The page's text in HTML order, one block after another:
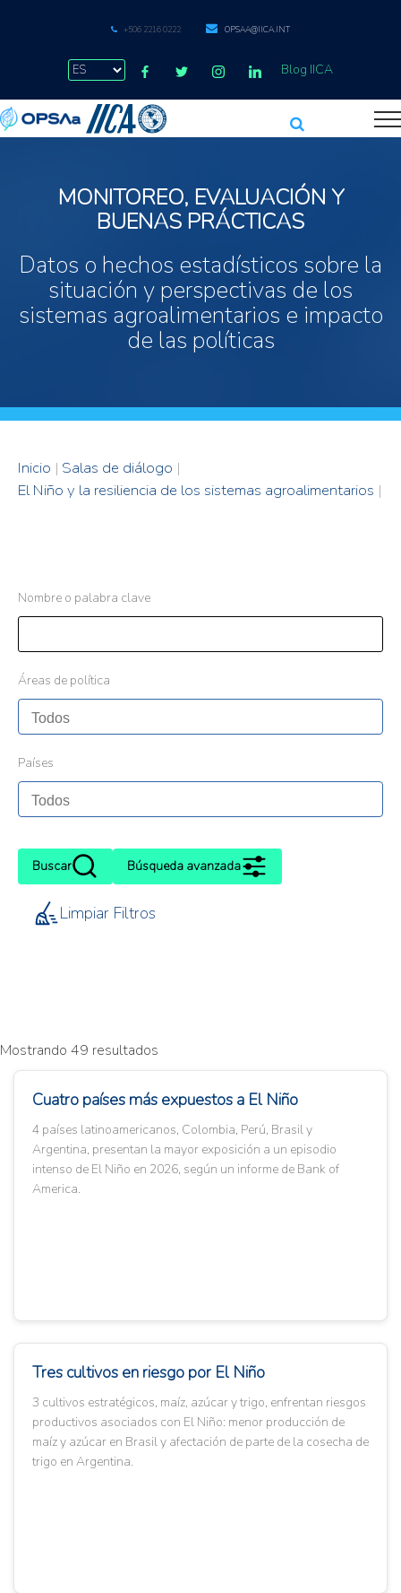
+506 2216 0222 OPSAA@IICA.INT
Blog IICA
MONITOREO, EVALUACIÓN Y
BUENAS PRÁCTICAS
Datos o hechos estadísticos sobre la
situación y perspectivas de los
sistemas agroalimentarios e impacto
de las políticas
Inicio | Salas de diálogo |
El Niño y la resiliencia de los sistemas agroalimentarios |
Nombre o palabra clave
Áreas de política
Países
Buscar Búsqueda avanzada
Limpiar Filtros
Mostrando 49 resultados
Cuatro países más expuestos a El Niño
4 países latinoamericanos, Colombia, Perú, Brasil y
Argentina, presentan la mayor exposición a un episodio
intenso de El Niño en 2026, según un informe de Bank of
America.
Tres cultivos en riesgo por El Niño
3 cultivos estratégicos, maíz, azúcar y trigo, enfrentan riesgos
productivos asociados con El Niño: menor producción de
maíz y azúcar en Brasil y afectación de parte de la cosecha de
trigo en Argentina.